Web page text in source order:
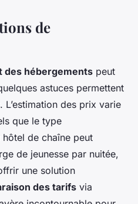
de
des hébergements peut
astuces permettent
des prix varie
que le type
hôtel de chaîne peut
de jeunesse par nuitée,
une solution
des tarifs via